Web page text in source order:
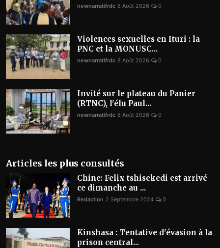
newnarratifrdc 8 Août 2026 0
Violences sexuelles en Ituri : la
PNC et la MONUSC...
newnarratifrdc 8 Août 2026 0
Invité sur le plateau du Panier
(RTNC), l'élu Paul...
newnarratifrdc 8 Août 2026 0
Articles les plus consultés
Chine: Felix tshisekedi est arrivé
ce dimanche au ...
Redaction 2 Septembre 2024 0
Kinshasa : Tentative d'évasion à la
prison central...